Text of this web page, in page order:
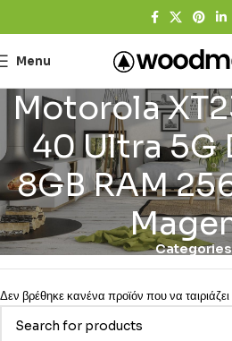
Menu
Motorola
40 Ultra 5G
8GB RAM
Categories
Δεν βρέθηκε κανένα προϊόν που να